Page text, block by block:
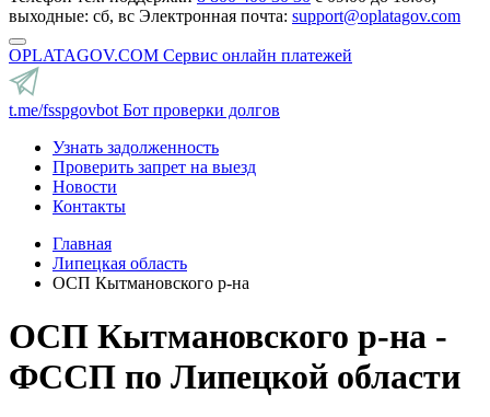
выходные: сб, вс Электронная почта: support@oplatagov.com
OPLATAGOV.COM Сервис онлайн платежей
t.me/fsspgovbot Бот проверки долгов
Узнать задолженность
Проверить запрет на выезд
Новости
Контакты
Главная
Липецкая область
ОСП Кытмановского р-на
ОСП Кытмановского р-на -
ФССП по Липецкой области